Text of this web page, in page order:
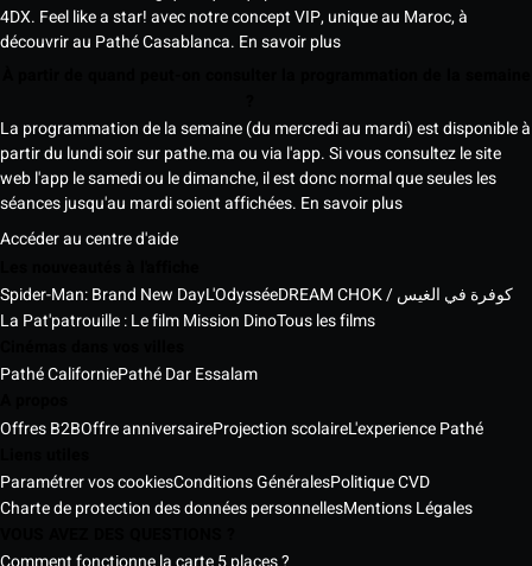
4DX. Feel like a star! avec notre concept VIP, unique au Maroc, à
découvrir au Pathé Casablanca. En savoir plus
La programmation de la semaine (du mercredi au mardi) est disponible à
partir du lundi soir sur pathe.ma ou via l'app. Si vous consultez le site
web l'app le samedi ou le dimanche, il est donc normal que seules les
séances jusqu'au mardi soient affichées. En savoir plus
Accéder au centre d'aide
Spider-Man: Brand New DayL'Odyssée
DREAM CHOK / كوفرة في الغيس
La Pat'patrouille : Le film Mission DinoTous les films
Pathé CaliforniePathé Dar Essalam
Offres B2BOffre anniversaireProjection scolaireL'experience Pathé
Paramétrer vos cookiesConditions GénéralesPolitique CVD
Charte de protection des données personnellesMentions Légales